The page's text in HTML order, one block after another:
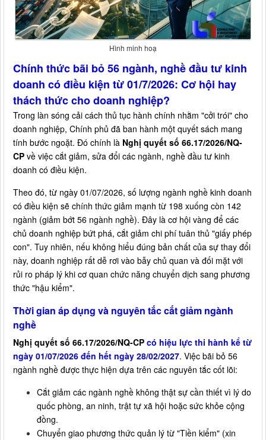
Hình minh hoạ
Chính thức bãi bỏ 56 ngành, nghề đầu tư kinh
doanh có điều kiện từ 01/7/2026: Cơ hội hay
thách thức cho doanh nghiệp?
Trong làn sóng cải cách thủ tục hành chính nhằm "cởi trói" cho
doanh nghiệp, Chính phủ đã ban hành một quyết sách mang
tính bước ngoặt. Đó chính là Nghị quyết số 66.17/2026/NQ-
CP về việc cắt giảm, sửa đổi các ngành, nghề đầu tư kinh
doanh có điều kiện.
Theo đó, từ ngày 01/07/2026, số lượng ngành nghề kinh doanh
có điều kiện sẽ chính thức giảm mạnh từ 198 xuống còn 142
ngành (giảm bớt 56 ngành nghề). Đây là cơ hội vàng để các
chủ doanh nghiệp bứt phá, cắt giảm chi phí tuân thủ "giấy phép
con". Tuy nhiên, nếu không hiểu đúng bản chất của sự thay đổi
này, doanh nghiệp rất dễ rơi vào bẫy chủ quan và đối mặt với
rủi ro pháp lý khi cơ quan chức năng chuyển dịch sang phương
thức "hậu kiểm".
Thời gian áp dụng và nguyên tắc cắt giảm ngành
nghề
Nghị quyết số 66.17/2026/NQ-CP có hiệu lực thi hành kể từ
ngày 01/07/2026 đến hết ngày 28/02/2027. Việc bãi bỏ 56
ngành nghề được thực hiện dựa trên các nguyên tắc cốt lõi:
Cắt giảm các ngành nghề không thật sự cần thiết vì lý do
quốc phòng, an ninh, trật tự xã hội hoặc sức khỏe cộng
đồng.
Chuyển giao phương thức quản lý từ "Tiền kiểm" (xin